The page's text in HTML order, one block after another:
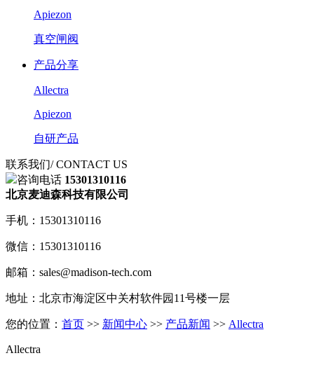
Apiezon
真空闸阀
产品分享
Allectra
Apiezon
自研产品
联系我们/ CONTACT US
咨询电话 15301310116
北京麦迪森科技有限公司
手机：15301310116
微信：15301310116
邮箱：sales@madison-tech.com
地址：北京市海淀区中关村软件园11号楼一层
您的位置： 首页 >> 新闻中心 >> 产品新闻 >> Allectra
Allectra